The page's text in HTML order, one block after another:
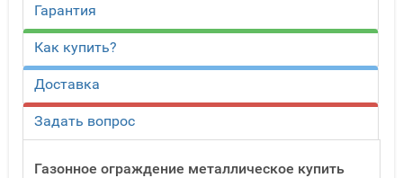
Гарантия
Как купить?
Доставка
Задать вопрос
Газонное ограждение металлическое купить